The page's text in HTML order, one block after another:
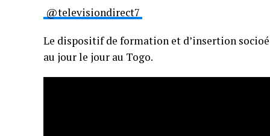
@televisiondirect7
Le dispositif de formation et d’insertion
au jour le jour au Togo.